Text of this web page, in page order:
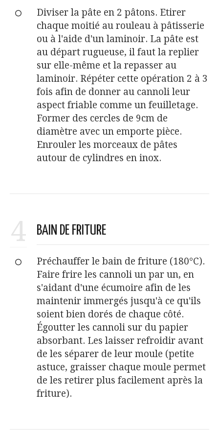
Diviser la pâte en 2 pâtons. Etirer
chaque moitié au rouleau à pâtisserie
ou à l'aide d'un laminoir. La pâte est
au départ rugueuse, il faut la replier
sur elle-même et la repasser au
laminoir. Répéter cette opération 2 à 3
fois afin de donner au cannoli leur
aspect friable comme un feuilletage.
Former des cercles de 9cm de
diamètre avec un emporte pièce.
Enrouler les morceaux de pâtes
autour de cylindres en inox.
4 BAIN DE FRITURE
Préchauffer le bain de friture (180°C).
Faire frire les cannoli un par un, en
s'aidant d'une écumoire afin de les
maintenir immergés jusqu'à ce qu'ils
soient bien dorés de chaque côté.
Égoutter les cannoli sur du papier
absorbant. Les laisser refroidir avant
de les séparer de leur moule (petite
astuce, graisser chaque moule permet
de les retirer plus facilement après la
friture).